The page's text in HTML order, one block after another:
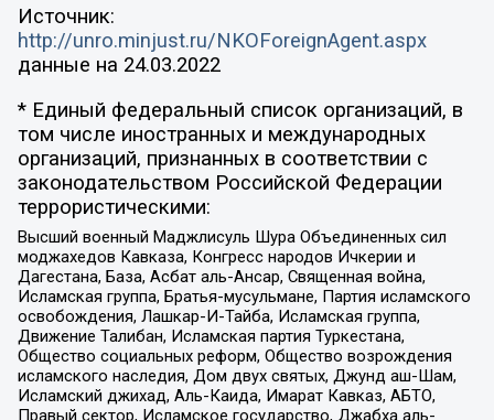
Источник:
http://unro.minjust.ru/NKOForeignAgent.aspx
данные на 24.03.2022
* Единый федеральный список организаций, в
том числе иностранных и международных
организаций, признанных в соответствии с
законодательством Российской Федерации
террористическими:
Высший военный Маджлисуль Шура Объединенных сил
моджахедов Кавказа, Конгресс народов Ичкерии и
Дагестана, База, Асбат аль-Ансар, Священная война,
Исламская группа, Братья-мусульмане, Партия исламского
освобождения, Лашкар-И-Тайба, Исламская группа,
Движение Талибан, Исламская партия Туркестана,
Общество социальных реформ, Общество возрождения
исламского наследия, Дом двух святых, Джунд аш-Шам,
Исламский джихад, Аль-Каида, Имарат Кавказ, АБТО,
Правый сектор, Исламское государство, Джабха аль-